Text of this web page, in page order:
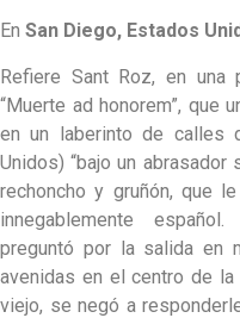
En San Diego, Estados
Refiere Sant Roz, en una
“Muerte ad honorem”, que
en un laberinto de calles
Unidos) “bajo un abrasador
rechoncho y gruñón, que
innegablemente
preguntó por la salida en
avenidas en el centro de la
viejo, se negó a